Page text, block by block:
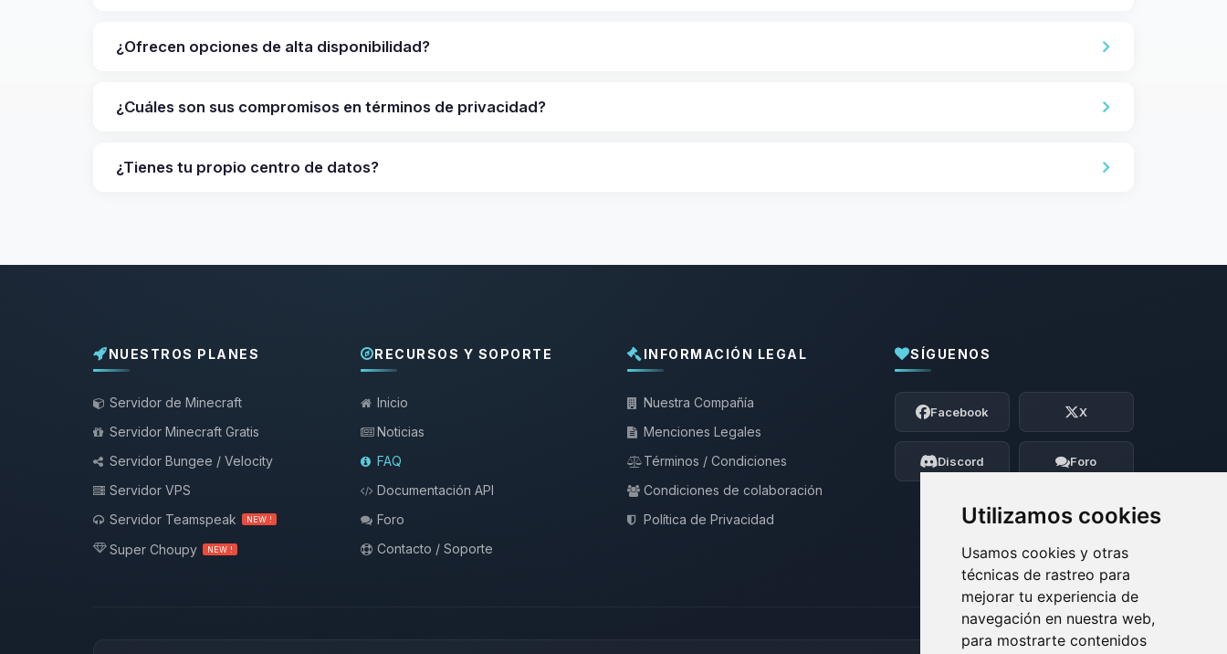
Utilizamos cookies
Usamos cookies y otras
técnicas de rastreo para
mejorar tu experiencia de
navegación en nuestra web,
para mostrarte contenidos
¿Ofrecen opciones de alta disponibilidad?
¿Cuáles son sus compromisos en términos de privacidad?
¿Tienes tu propio centro de datos?
NUESTROS PLANES
Servidor de Minecraft
Servidor Minecraft Gratis
Servidor Bungee / Velocity
Servidor VPS
Servidor Teamspeak
NEW !
Super Choupy NEW !
RECURSOS Y SOPORTE
Inicio
Noticias
FAQ
Documentación API
Foro
Contacto / Soporte
INFORMACIÓN LEGAL
Nuestra Compañía
Menciones Legales
Términos / Condiciones
Condiciones de colaboración
Política de Privacidad
SÍGUENOS
Facebook X
Discord Foro
Yupi, por fin alguien con quien hablar!
Soy Choupy, tu pequeno asistente de
BoxToPlay. Cuentame que necesitas y
moveré mis pequenos circuitos para
ayudarte.
06/08/2026 04:44